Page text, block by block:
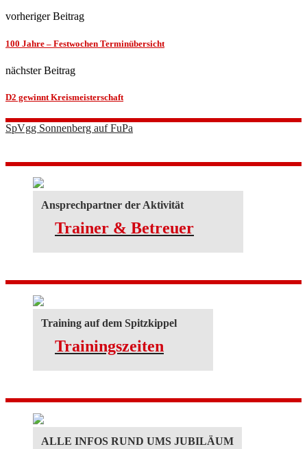
vorheriger Beitrag
100 Jahre – Festwochen Terminübersicht
nächster Beitrag
D2 gewinnt Kreismeisterschaft
SpVgg Sonnenberg auf FuPa
Ansprechpartner der Aktivität
Trainer & Betreuer
Training auf dem Spitzkippel
Trainingszeiten
ALLE INFOS RUND UMS JUBILÄUM